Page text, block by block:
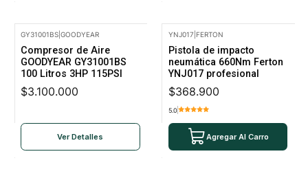
GY31001BS |GOODYEAR
Compresor de Aire
GOODYEAR GY31001BS
100 Litros 3HP 115PSI
$3.100.000
Ver Detalles
YNJ017 FERTON
Pistola de impacto
neumática 660Nm Ferton
YNJ017 profesional
$368.900
5.0
Agregar Al Carro